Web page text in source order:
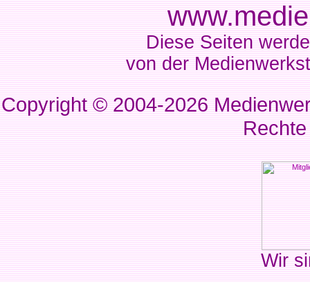
Diese Seiten
von der
Copyright © 2004-2026
Wir